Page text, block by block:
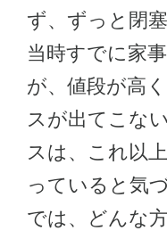
ず、ずっと閉
当時すでに家
が、値段が高
スが出てこな
スは、これ以
っていると気
では、どんな